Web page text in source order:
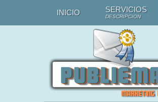
INICIO SERVICIOS
DESCRIPCION